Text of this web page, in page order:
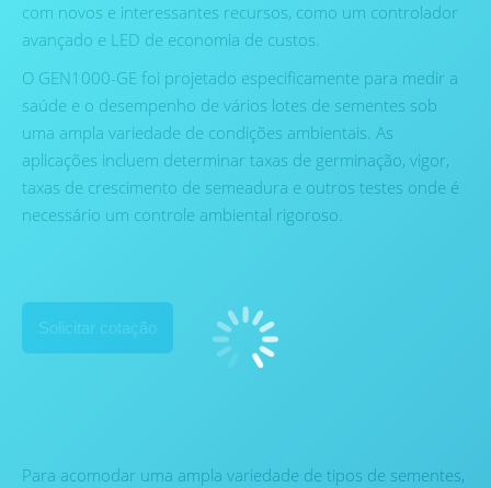
com novos e interessantes recursos, como um controlador
avançado e LED de economia de custos.
O GEN1000-GE foi projetado especificamente para medir a
saúde e o desempenho de vários lotes de sementes sob
uma ampla variedade de condições ambientais. As
aplicações incluem determinar taxas de germinação, vigor,
taxas de crescimento de semeadura e outros testes onde é
necessário um controle ambiental rigoroso.
Solicitar cotação
Para acomodar uma ampla variedade de tipos de sementes,